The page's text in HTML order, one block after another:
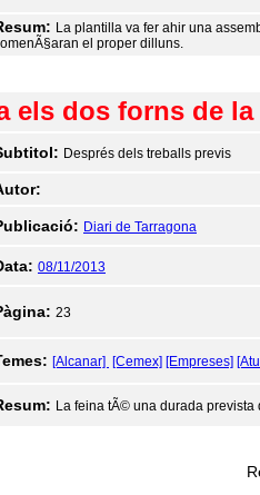
La plantilla va fer ahir una
el proper dilluns.
els dos forns de
Després dels treballs previs
Diari de Tarragona
08/11/2013
23
[Alcanar] [Cemex] [Empreses]
La feina tÃ© una durada